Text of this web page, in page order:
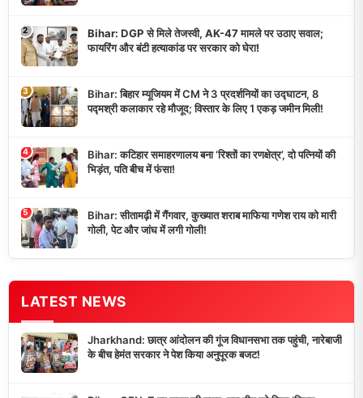
2
Bihar: DGP से मिले तेजस्वी, AK-47 मामले पर उठाए सवाल;
फायरिंग और बंटी हत्याकांड पर सरकार को घेरा!
3
Bihar: बिहार म्यूजियम में CM ने 3 प्रदर्शनियों का उद्घाटन, 8
पद्मश्री कलाकार रहे मौजूद; विस्तार के लिए 1 एकड़ जमीन मिली!
4
Bihar: कटिहार समाहरणालय बना ‘रिश्तों का रणक्षेत्र’, दो पत्नियों की
भिड़ंत, पति बीच में फंसा!
5
Bihar: सीतामढ़ी में गैंगवार, कुख्यात शराब माफिया गणेश राय को मारी
गोली, पेट और जांघ में लगी गोली!
LATEST NEWS
Jharkhand: छात्र आंदोलन की गूंज विधानसभा तक पहुंची, नारेबाजी
के बीच हेमंत सरकार ने पेश किया अनुपूरक बजट!